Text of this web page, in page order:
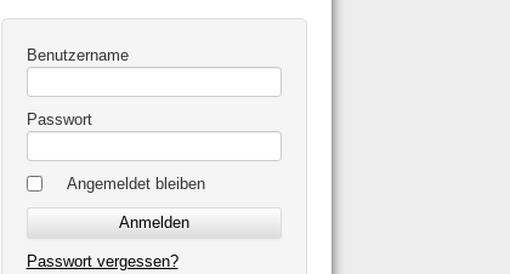
Benutzername
Passwort
Angemeldet bleiben
Passwort vergessen?